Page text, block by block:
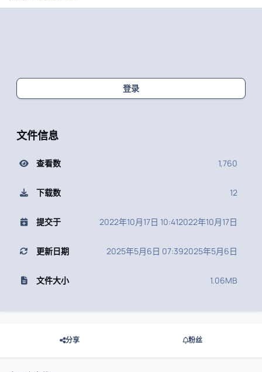
登录
文件信息
查看数 1,760
下载数 12
提交于 2022年10月17日 10:412022年10月17日
更新日期 2025年5月6日 07:392025年5月6日
文件大小 1.06MB
分享 粉丝